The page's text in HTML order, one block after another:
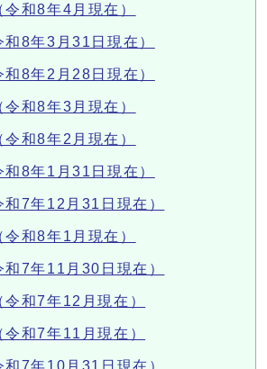
和8年4月現在）
8年3月31日現在）
8年2月28日現在）
和8年3月現在）
和8年2月現在）
8年1月31日現在）
7年12月31日現在）
和8年1月現在）
7年11月30日現在）
和7年12月現在）
和7年11月現在）
7年10月31日現在）